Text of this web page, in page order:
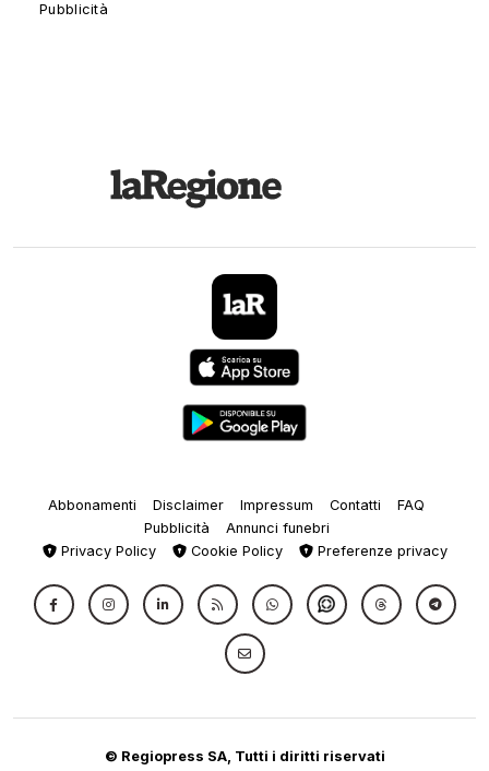
Abbonamenti Disclaimer Impressum Contatti
FAQ
Pubblicità
Annunci funebri
Privacy Policy
Cookie Policy Preferenze privacy
© Regiopress SA, Tutti i diritti riservati